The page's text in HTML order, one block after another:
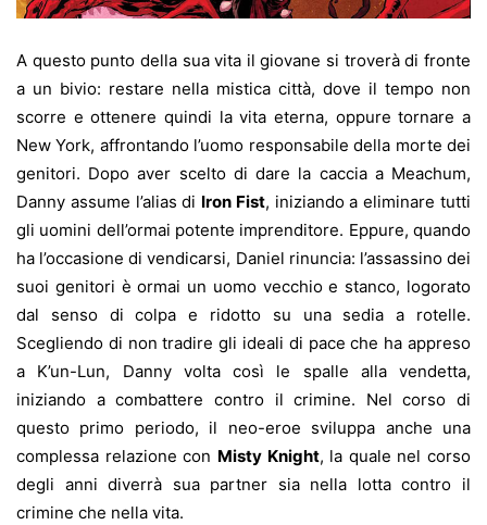
A questo punto della sua vita il giovane si troverà di fronte
a un bivio: restare nella mistica città, dove il tempo non
scorre e ottenere quindi la vita eterna, oppure tornare a
New York, affrontando l’uomo responsabile della morte dei
genitori. Dopo aver scelto di dare la caccia a Meachum,
Danny assume l’alias di Iron Fist, iniziando a eliminare tutti
gli uomini dell’ormai potente imprenditore. Eppure, quando
ha l’occasione di vendicarsi, Daniel rinuncia: l’assassino dei
suoi genitori è ormai un uomo vecchio e stanco, logorato
dal senso di colpa e ridotto su una sedia a rotelle.
Scegliendo di non tradire gli ideali di pace che ha appreso
a K’un-Lun, Danny volta così le spalle alla vendetta,
iniziando a combattere contro il crimine. Nel corso di
questo primo periodo, il neo-eroe sviluppa anche una
complessa relazione con Misty Knight, la quale nel corso
degli anni diverrà sua partner sia nella lotta contro il
crimine che nella vita.